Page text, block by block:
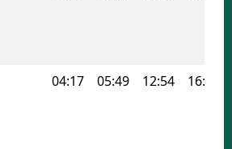
04:17 05:49 12:54 16:41